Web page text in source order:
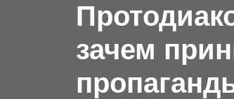
зачем